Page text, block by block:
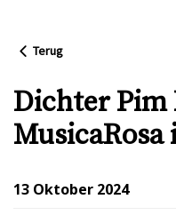
Terug
Dichter Pim
13 Oktober 2024